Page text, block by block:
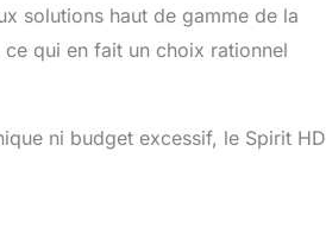
solutions haut de gamme de la
qui en fait un choix rationnel
ni budget excessif, le Spirit HD